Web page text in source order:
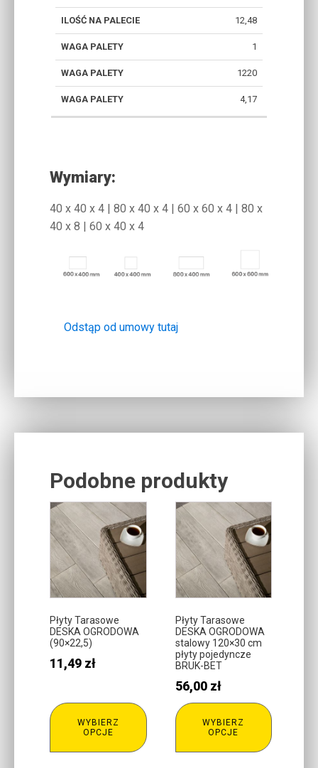
12,48
1
1220
4,17
Wymiary:
40 x 40 x 4 | 80 x 40 x 4 | 60 x 60 x 4 | 80 x
40 x 8 | 60 x 40 x 4
Odstąp od umowy tutaj
Podobne produkty
Płyty Tarasowe
DESKA OGRODOWA
(90×22,5)
11,49 zł
WYBIERZ
OPCJE
Ten
produkt
ma
wiele
wariantów.
Opcje
można
wybrać
na
stronie
Płyty Tarasowe
DESKA OGRODOWA
stalowy 120×30 cm
płyty pojedyncze
BRUK-BET
56,00 zł
WYBIERZ
OPCJE
Ten
produkt
ma
wiele
wariantów.
Opcje
można
wybrać
na
stronie
produktu